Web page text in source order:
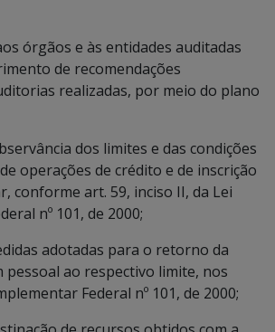
órgãos e às entidades auditadas
de recomendações
realizadas, por meio do plano
dos limites e das condições
operações de crédito e de inscrição
conforme art. 59, inciso II, da Lei
nº 101, de 2000;
adotadas para o retorno da
pessoal ao respectivo limite, nos
Federal nº 101, de 2000;